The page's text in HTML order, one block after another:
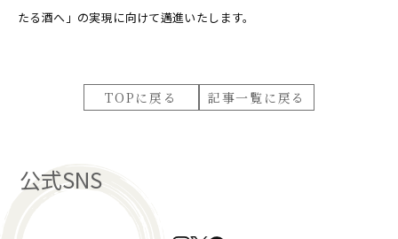
たる酒へ」の実現に向けて邁進いたします。
TOPに戻る 記事一覧に戻る
公式SNS